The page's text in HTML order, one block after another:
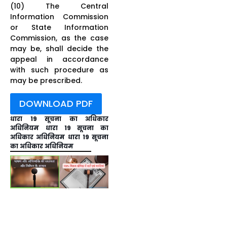
(10) The Central
Information Commission
or State Information
Commission, as the case
may be, shall decide the
appeal in accordance
with such procedure as
may be prescribed.
DOWNLOAD PDF
धारा 19 सूचना का अधिकार
अधिनियम धारा 19 सूचना का
अधिकार अधिनियम धारा 19 सूचना
का अधिकार अधिनियम